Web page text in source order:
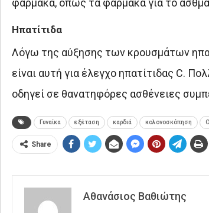
Ηπατίτιδα
Λόγω της αύξησης των κρουσμάτων
είναι αυτή για έλεγχο ηπατίτιδας C.
οδηγεί σε θανατηφόρες ασθένειες
Γυναίκα εξέταση καρδιά κολονοσκόπηση
Share
Αθανάσιος Βαθιώτης